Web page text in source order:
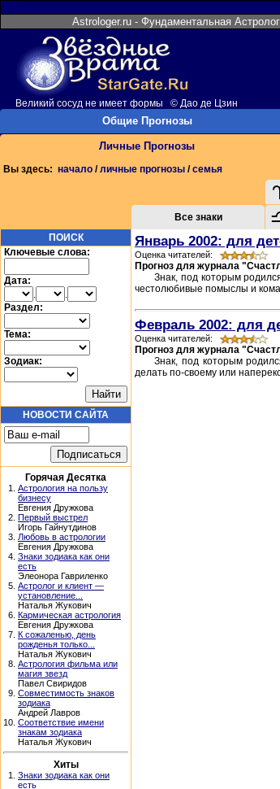
Astrologer.ru - Фундаментальная
Великий сосуд не имеет формы © Дао де Цзин
Общие Прогнозы
Личные Прогнозы
Вы здесь: начало /личные прогнозы /семья
Все знаки
ПОИСК
Ключевые слова:
Дата:
.
.
Раздел:
Тема:
Зодиак:
НОВОСТИ САЙТА
Горячая Десятка
1. Астрология на пользу
бизнесу
Евгения Дружкова
2. Первый выстрел
Игорь Гайнутдинов
3. Любовь в астрологии
Евгения Дружкова
4. Знаки зодиака как они
есть
Элеонора Гавриленко
5. Астролог и клиент —
установление...
Наталья Жукович
6. Кармическая астрология
Евгения Дружкова
7. К сожаленью, день
рожденья только...
Наталья Жукович
8. Астрология фильма или
магия звезд
Павел Свиридов
9. Совместимость знаков
зодиака
Андрей Лавров
10. Соответствие имени
знакам зодиака
Наталья Жукович
Хиты
1. Знаки зодиака как они
есть
Январь 2002: для
Оценка читателей:
Прогноз для журнала
Знак, под которым
честолюбивые помыслы и
Февраль 2002: для
Оценка читателей:
Прогноз для журнала
Знак, под которым
делать по-своему или